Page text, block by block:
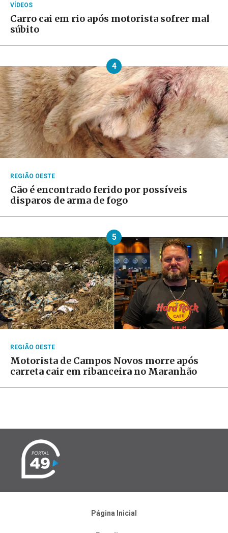
VÍDEOS
Carro cai em rio após motorista sofrer mal
súbito
4
REGIÃO OESTE
Cão é encontrado ferido por possíveis
disparos de arma de fogo
5
REGIÃO OESTE
Motorista de Campos Novos morre após
carreta cair em ribanceira no Maranhão
Página Inicial